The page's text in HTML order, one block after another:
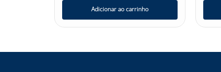
Adicionar ao carrinho